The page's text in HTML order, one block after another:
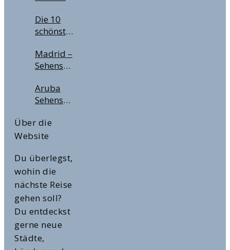
Deine
nächste
sich der
City Pass
Deinen
Städtetrip?
Die 10
schönsten
in
Europa
Winter &
zur
Madrid –
Sehenswürdigkeiten,
& Tipps
für die
Hauptstadt
Aruba
Sehenswürdigkeiten
Highlights
Über die
Website
Du überlegst,
wohin die
nächste Reise
gehen soll?
Du entdeckst
gerne neue
Städte,